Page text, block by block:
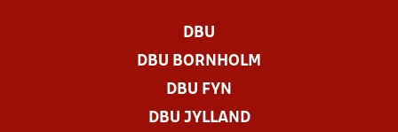
DBU
DBU BORNHOLM
DBU FYN
DBU JYLLAND